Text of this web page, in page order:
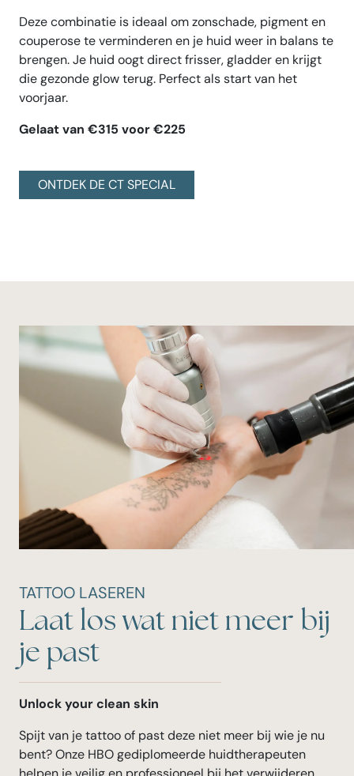
Deze combinatie is ideaal om zonschade, pigment en
couperose te verminderen en je huid weer in balans te
brengen. Je huid oogt direct frisser, gladder en krijgt
die gezonde glow terug. Perfect als start van het
voorjaar.
Gelaat van €315 voor €225
ONTDEK DE CT SPECIAL
TATTOO LASEREN
Laat los wat niet meer bij
je past
Unlock your clean skin
Spijt van je tattoo of past deze niet meer bij wie je nu
bent? Onze HBO gediplomeerde huidtherapeuten